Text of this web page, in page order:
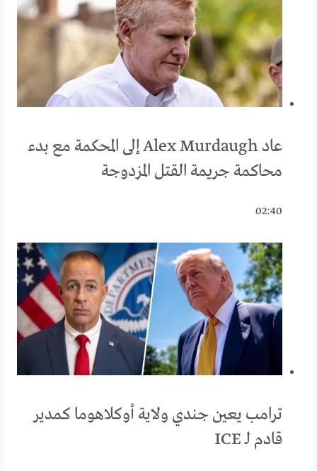
عاد Alex Murdaugh إلى المحكمة مع بدء
محاكمة جريمة القتل المزدوجة
02:40
ترامب يعين جندي ولاية أوكلاهوما كمدير
قادم لـ ICE